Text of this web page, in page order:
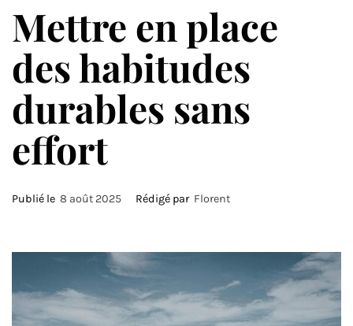
Mettre en place
des habitudes
durables sans
effort
Publié le 8 août 2025 Rédigé par Florent